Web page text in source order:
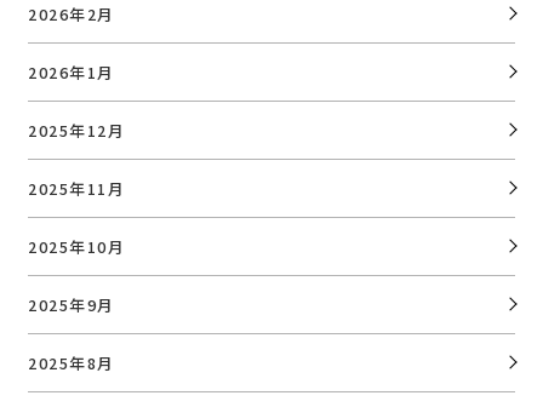
2026年2月
2026年1月
2025年12月
2025年11月
2025年10月
2025年9月
2025年8月